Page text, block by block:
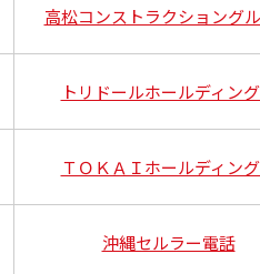
高松コンストラクショング
トリドールホールディン
ＴＯＫＡＩホールディン
沖縄セルラー電話